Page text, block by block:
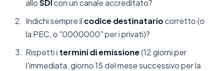
alloSDIcon un canale accreditato?
Indichi sempre il codice destinatariocorretto (o
la PEC, o "0000000" per i privati)?
Rispetti i termini di emissione(12 giorni per
l'immediata, giorno 15 del mese successivo per la